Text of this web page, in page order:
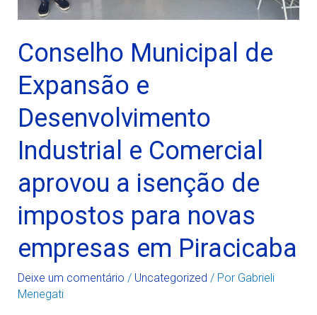
Conselho Municipal de
Expansão e
Desenvolvimento
Industrial e Comercial
aprovou a isenção de
impostos para novas
empresas em Piracicaba
Deixe um comentário / Uncategorized / Por Gabrieli
Menegati